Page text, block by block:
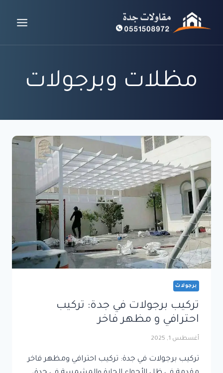
مظلات وبرجولات
برجولات
تركيب برجولات في جدة: تركيب
احترافي و مظهر فاخر
أغسطس 1, 2025
تركيب برجولات في جدة: تركيب احترافي ومظهر فاخر